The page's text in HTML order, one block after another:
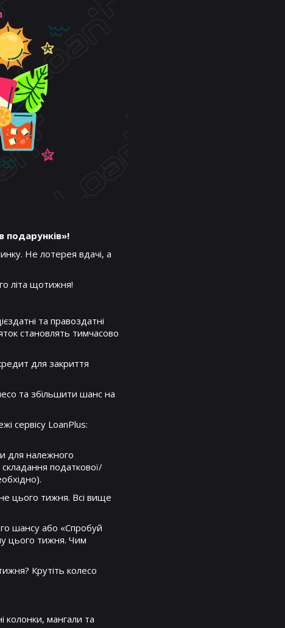
подарунків»!
Не лотерея вдачі, а
літа щотижня!
та правоздатні
становлять тимчасово
для закриття
та збільшити шанс на
сервісу LoanPlus:
для належного
податкової/
цього тижня. Всі вище
шансу або «Спробуй
цього тижня. Чим
Крутіть колесо
колонки, мангали та